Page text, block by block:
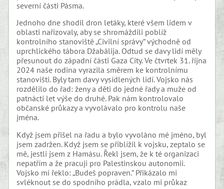
severní části Pásma.
Jednoho dne shodil dron letáky, které všem lidem v
oblasti nařizovaly, aby se shromáždili poblíž
kontrolního stanoviště „Civilní správy“ východně od
uprchlického tábora Džabálija. Odtud se davy lidí měly
přesunout do západní části Gaza City. Ve čtvrtek 31. října
2024 naše rodina vyrazila směrem ke kontrolnímu
stanovišti. Byly tam davy vysídlených lidí. Vojsko nás
rozdělilo do řad: ženy a děti do jedné řady a muže od
patnácti let výše do druhé. Pak nám kontrolovalo
občanské průkazy a vyvolávalo pro kontrolu naše
jména.
Když jsem přišel na řadu a bylo vyvoláno mé jméno, byl
jsem zadržen. Když jsem se přiblížil k vojsku, zeptalo se
mě, jestli jsem z Hamásu. Řekl jsem, že k té organizaci
nepatřím a že pracuji pro Palestinskou autonomii.
Vojsko mi řeklo: „Budeš popraven.“ Přikázalo mi
svléknout se do spodního prádla, vzalo mi průkaz